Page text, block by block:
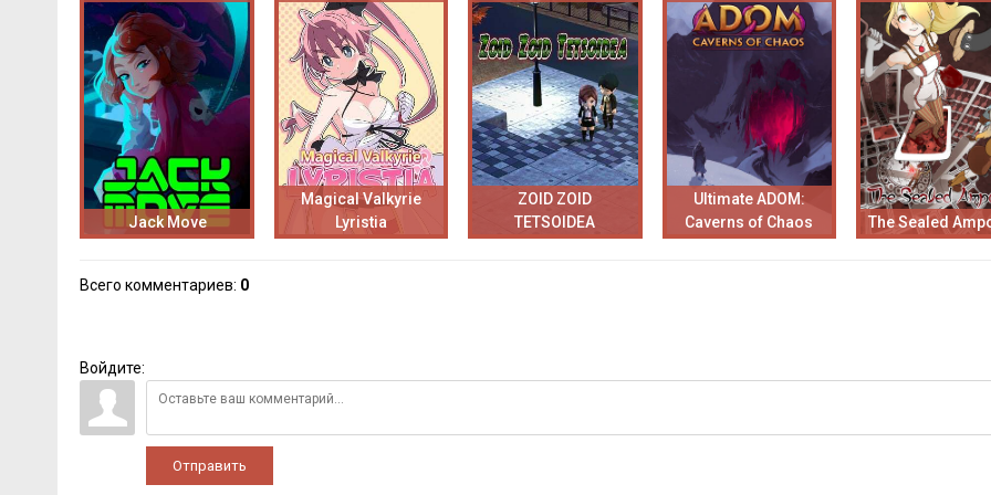
Jack Move
Magical Valkyrie
Lyristia
ZOID ZOID
TETSOIDEA
Ultimate ADOM:
Caverns of Chaos
The Sealed
Всего комментариев: 0
Войдите:
Отправить